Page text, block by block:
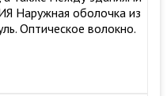
Наружная оболочка из
Оптическое волокно.